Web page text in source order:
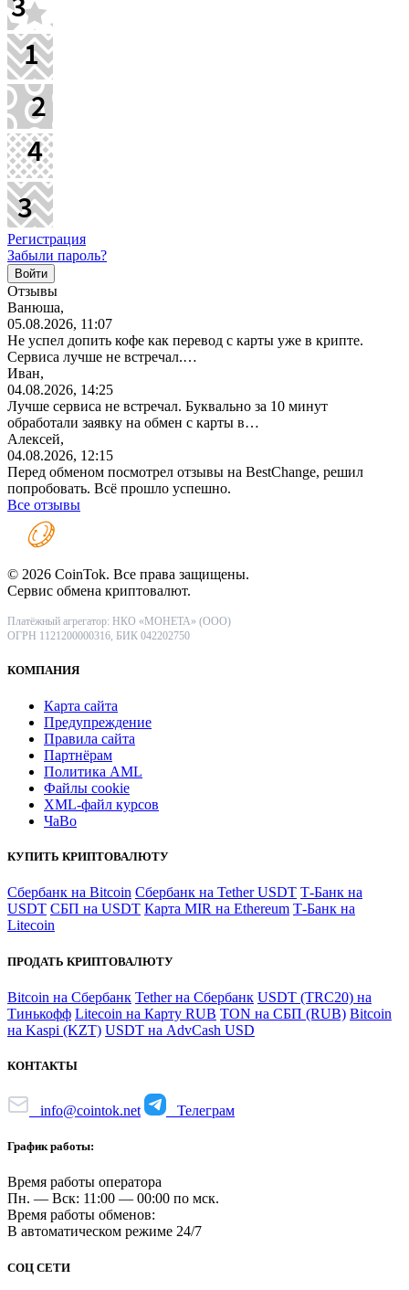
Регистрация
Забыли пароль?
Отзывы
Ванюша,
05.08.2026, 11:07
Не успел допить кофе как перевод с карты уже в крипте.
Сервиса лучше не встречал.…
Иван,
04.08.2026, 14:25
Лучше сервиса не встречал. Буквально за 10 минут
обработали заявку на обмен с карты в…
Алексей,
04.08.2026, 12:15
Перед обменом посмотрел отзывы на BestChange, решил
попробовать. Всё прошло успешно.
Все отзывы
© 2026 CoinTok. Все права защищены.
Сервис обмена криптовалют.
Платёжный агрегатор: НКО «МОНЕТА» (ООО)
ОГРН 1121200000316, БИК 042202750
КОМПАНИЯ
Карта сайта
Предупреждение
Правила сайта
Партнёрам
Политика AML
Файлы coоkie
XML-файл курсов
ЧаВо
КУПИТЬ КРИПТОВАЛЮТУ
Сбербанк на Bitcoin Сбербанк на Tether USDT Т-Банк на
USDT СБП на USDT Карта MIR на Ethereum Т-Банк на
Litecoin
ПРОДАТЬ КРИПТОВАЛЮТУ
Bitcoin на Сбербанк Tether на Сбербанк USDT (TRC20) на
Тинькофф Litecoin на Карту RUB TON на СБП (RUB) Bitcoin
на Kaspi (KZT) USDT на AdvCash USD
КОНТАКТЫ
info@cointok.net Телеграм
График работы:
Время работы оператора
Пн. — Вск: 11:00 — 00:00 по мск.
Время работы обменов:
В автоматическом режиме 24/7
СОЦ СЕТИ